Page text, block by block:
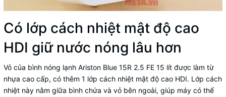
Có lớp cách nhiệt mật độ cao
HDI giữ nước nóng lâu hơn
Vỏ của bình nóng lạnh Ariston Blue 15R 2.5 FE 15 lít được làm từ
nhựa cao cấp, có thêm 1 lớp cách nhiệt mật độ cao HDI. Lớp cách
nhiệt này nằm giữa bình chứa và vỏ bên ngoài, giúp máy có thể